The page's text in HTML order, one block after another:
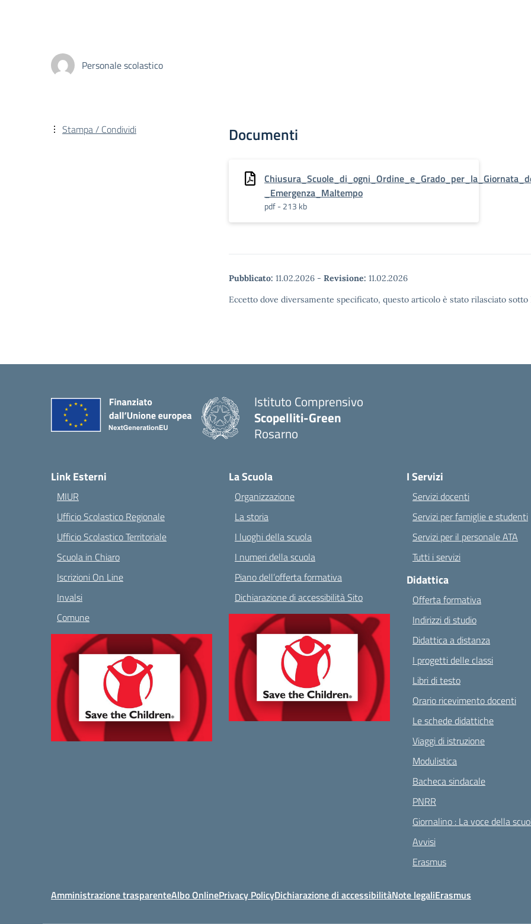
Personale scolastico
Documenti
_Emergenza_Maltempo
pdf - 213 kb
Pubblicato: 11.02.2026 - Revisione: 11.02.2026
Eccetto dove diversamente specificato, questo articolo è stato rilasciato
Stampa / Condividi
Istituto Comprensivo
Scopelliti-Green
Rosarno
Link Esterni
MIUR
Ufficio Scolastico Regionale
Ufficio Scolastico Territoriale
Scuola in Chiaro
Iscrizioni On Line
Invalsi
Comune
La Scuola
Organizzazione
La storia
I luoghi della scuola
I numeri della scuola
Piano dell’offerta formativa
Dichiarazione di accessibilità Sito
I Servizi
Servizi docenti
Servizi per famiglie e studenti
Servizi per il personale ATA
Tutti i servizi
Didattica
Offerta formativa
Indirizzi di studio
Didattica a distanza
I progetti delle classi
Libri di testo
Orario ricevimento docenti
Le schede didattiche
Viaggi di istruzione
Modulistica
Bacheca sindacale
PNRR
Giornalino : La voce della
Avvisi
Erasmus
Amministrazione trasparenteAlbo OnlinePrivacy PolicyDichiarazione di accessibilitàNote legaliErasmus